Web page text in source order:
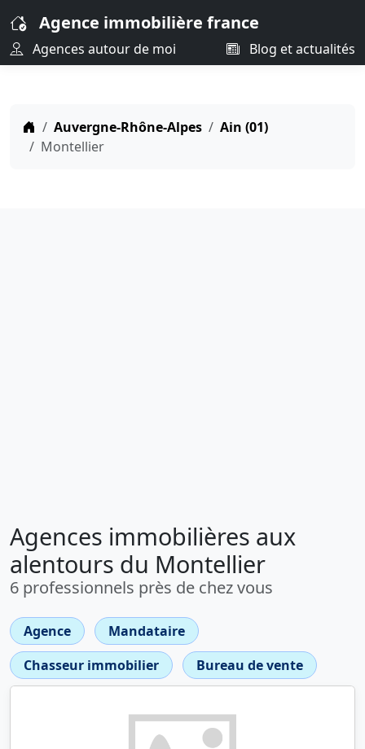
Agence immobilière france
Agences autour de moi Blog et actualités
Auvergne-Rhône-Alpes
Ain (01)
Montellier
Agences immobilières aux
alentours du Montellier
6 professionnels près de chez vous
Agence
Mandataire
Chasseur immobilier
Bureau de vente